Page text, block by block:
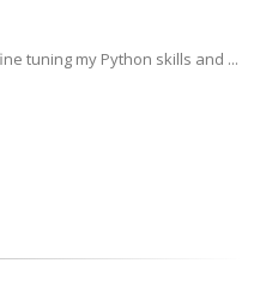
tuning my Python skills and ...